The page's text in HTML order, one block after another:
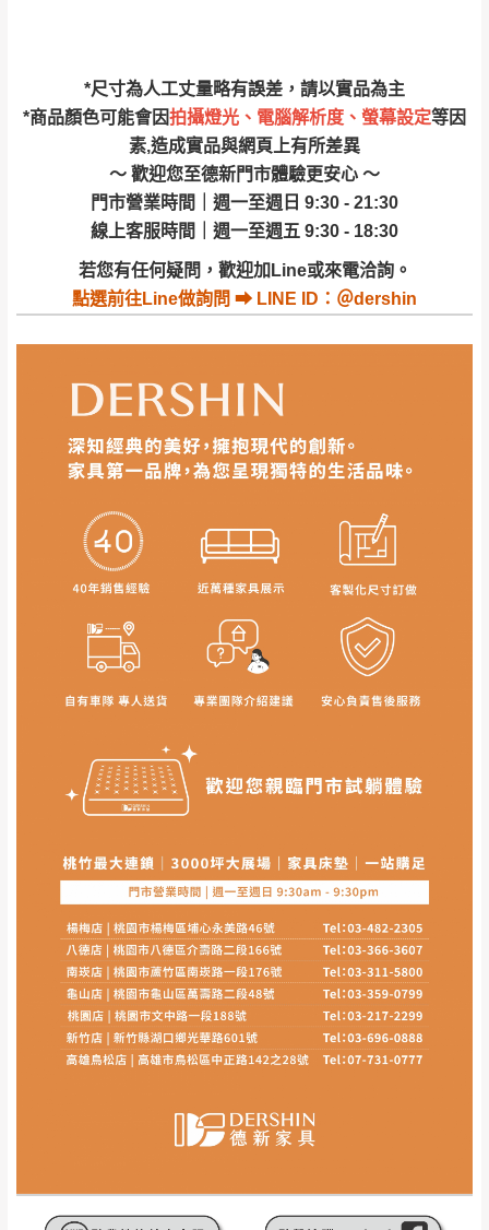
*尺寸為人工丈量略有誤差，請以實品為主
*商品顏色可能會因拍攝燈光、電腦解析度、螢幕設定等因
素,造成實品與網頁上有所差異
～ 歡迎您至德新門市體驗更安心 ～
門市營業時間｜週一至週日 9:30 - 21:30
線上客服時間｜週一至週五 9:30 - 18:30
若您有任何疑問，歡迎加Line或來電洽詢。
點選前往Line做詢問 ⮕ LINE ID：＠dershin
NT$500元
＊A108產品另收運費
安鄉、大湖鄉、頭
屋、獅潭鄉
配送天數：5~14天
到貨時間：指定送貨日當天以電話聯絡確認
｜周（一）配送部門固定公休無送貨｜
台北市、新北市地區固定每周(三)、(日)兩天收送貨
暫無配送地區：彰化、南投、雲林、嘉義、台南、高
雄、屏東、宜蘭、 花蓮、台東、金門、馬祖、澎湖地區
（可於LINE線上詢問 →@dershin）
加收說明
。
本司貨車運送如因路況不佳、天候惡劣、過於偏遠之
山區內等，或收貨地點搬運過於困難等因素，導致無
狀況保有出貨的權利。
保護物流人員的工作安全，賣家無提供吊掛服務，若
需以吊車或其他的吊掛方式吊運，費用將由買方自行
支付。
因大型傢俱有組裝、配送的問題，並非一般快速到貨
商品，無法指定特定時間送達，司機當天到貨前皆會
再與您通知，讓您不用整天在家等貨，以免浪費你的
寶貴時間。
事，而危及運送人員輸送之安全，本司得視狀況延後
或停止運送服務。
發票寄送：
若您選擇三聯式或索取兩聯式發票，發票將於商品
完成出貨15個工作天另行寄出，另外約加上2~7個
工作天內送達，如遇國定假日將順延寄送。
退換貨說明：
若收到不良品，請於到貨日起七日內通知本
公司客服人員，我們將為您更換新品，運費
皆由本站負責，所有退回及換貨之商品必須
是全新狀態且完整包裝，床墊、床包、枕頭
包裝、廠商紙及所有附隨文件或資料之完整
貨。
由於透過電腦螢幕選購商品，可能會因個人
電腦螢幕的設定色差或解析度等因素， 與實
際商品的顏色、質感稍有不同，如因此而需
退換貨，
需自付來回運費及人資成本，請您
訂購前詳加確認。(包含商品尺寸是否合適)。
訂購前請確認商品尺寸，大型物件因為人工
丈量，難免會有些許誤差值(約正負0.5CM)
內通知客服人員(Line@ ID：
須保持商品全新狀態與完整包裝。鑑賞期間
若發生非本司因素致使之汙損破壞，恕無法
台北市、新北市地區固定每周(三)、(日)兩天
收送貨，敬請見諒！
本公司部份商品無維修服務，超過7日鑑賞
期，商品使用年限，因客人使用習慣、居家
環境不同。若屬人為因素導致商品損壞、零
件短缺，則維修、搬運費用，需由消費者自
行吸收(另事先與消費者報價，消費者同意將
到貨7日內為鑑賞期(注意:鑑賞期非試用期)，
若非商品品質瑕疵問題於鑑賞期內退貨之情
如欲放置營業場所及公開場合之商品則無享